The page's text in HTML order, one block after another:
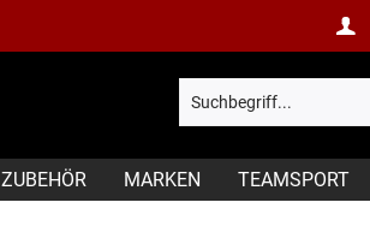
ZUBEHÖR MARKEN TEAMSPORT